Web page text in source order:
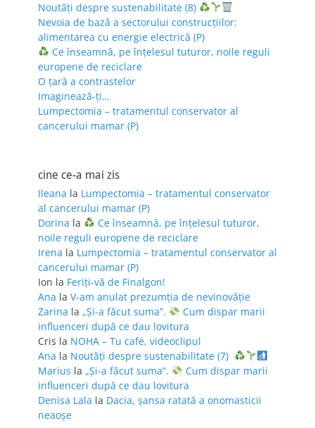
Noutăți despre sustenabilitate (8)
Nevoia de bază a sectorului construcțiilor:
alimentarea cu energie electrică (P)
Ce înseamnă, pe înțelesul tuturor, noile reguli
europene de reciclare
O țară a contrastelor
Imaginează-ți…
Lumpectomia – tratamentul conservator al
cancerului mamar (P)
cine ce-a mai zis
Ileana la Lumpectomia – tratamentul conservator
al cancerului mamar (P)
Dorina la
Ce înseamnă, pe înțelesul tuturor,
noile reguli europene de reciclare
Irena la Lumpectomia – tratamentul conservator al
cancerului mamar (P)
Ion la Feriţi-vă de Finalgon!
Ana la V-am anulat prezumția de nevinovăție
Zarina la „Și-a făcut suma”.
Cum dispar marii
influenceri după ce dau lovitura
Cris la NOHA – Tu café, videoclipul
Ana la Noutăți despre sustenabilitate (7)
Marius la „Și-a făcut suma”.
Cum dispar marii
influenceri după ce dau lovitura
Denisa Lala la Dacia, șansa ratată a onomasticii
neaoșe